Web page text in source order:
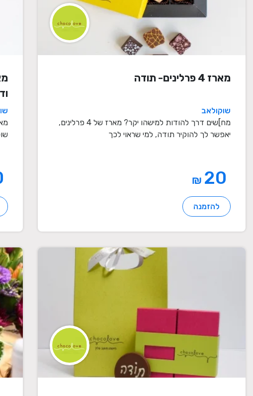
מארז 4 פרלינים- תודה
שוקולאב
מח]שים דרך להודות למישהו יקר? מארז של 4 פרלינים,
יאפשר לך להוקיר תודה, למי שראוי לכך
₪
להזמנה